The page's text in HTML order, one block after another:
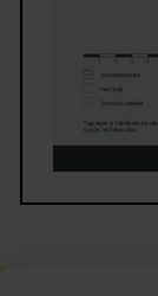
Trekroner
byder
hverdagen.